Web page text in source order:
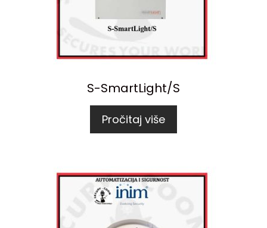
S-SmartLight/S
Pročitaj više